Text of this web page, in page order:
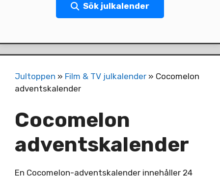
Sök julkalender
Jultoppen » Film & TV julkalender » Cocomelon
adventskalender
Cocomelon
adventskalender
En Cocomelon-adventskalender innehåller 24